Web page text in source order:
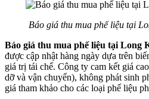
Báo giá thu mua phế liệu tại
Báo giá thu mua phế liệu tại Long
được cập nhật hàng ngày dựa trên
giá trị tái chế. Công ty cam kết giá
dỡ và vận chuyển), không phát sinh
giá tham khảo cho các loại phế liệu